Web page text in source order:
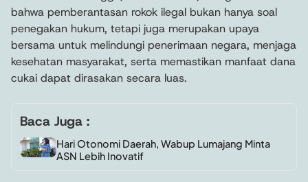
bahwa pemberantasan rokok ilegal bukan hanya soal
penegakan hukum, tetapi juga merupakan upaya
bersama untuk melindungi penerimaan negara, menjaga
kesehatan masyarakat, serta memastikan manfaat dana
cukai dapat dirasakan secara luas.
Baca Juga :
Hari Otonomi Daerah, Wabup Lumajang Minta
ASN Lebih Inovatif